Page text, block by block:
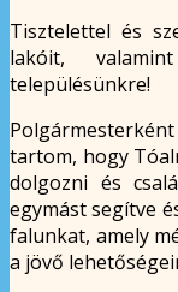
Tisztelettel és
lakóit,
településünkre!
tartom, hogy
dolgozni és
egymást segítve
falunkat, amely
a jövő